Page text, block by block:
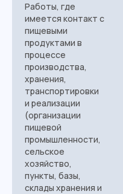
Работы, где
имеется контакт с
пищевыми
продуктами в
процессе
производства,
хранения,
транспортировки
и реализации
(организации
пищевой
промышленности,
сельское
хозяйство,
пункты, базы,
склады хранения и